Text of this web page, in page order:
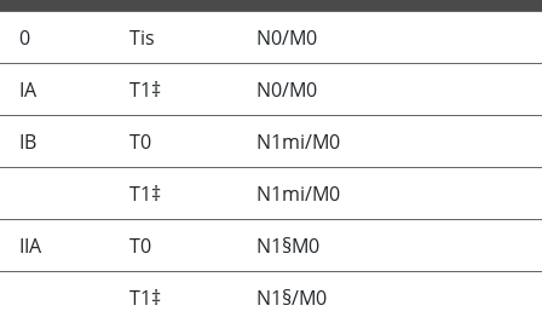
Estadificación anatómica del cáncer de mama*
0
Tis
N0/M0
IA
T1‡
N0/M0
IB
T0
N1mi/M0
T1‡
N1mi/M0
IIA
T0
N1§M0
T1‡
N1§/M0